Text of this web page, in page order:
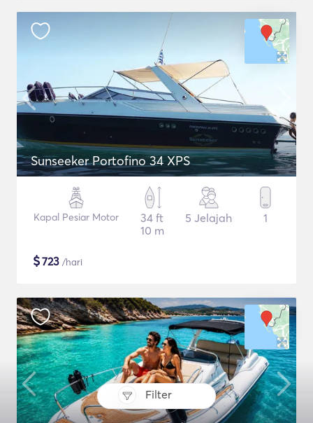
Filter
Sunseeker Portofino 34 XPS
Kapal Pesiar Motor
34 ft
10 m
5 Jelajah 1
$723 /hari